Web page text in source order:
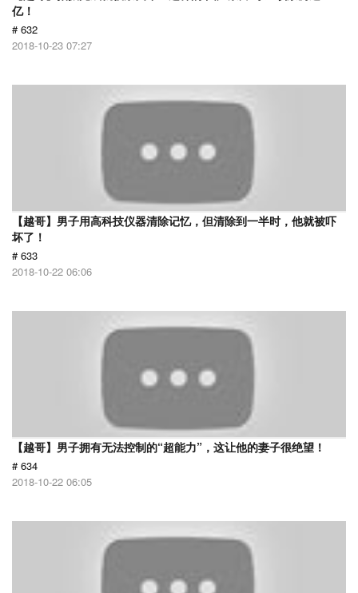
亿！
# 632
2018-10-23 07:27
【越哥】男子用高科技仪器清除记忆，但清除到一半时，他就被吓
坏了！
# 633
2018-10-22 06:06
【越哥】男子拥有无法控制的“超能力”，这让他的妻子很绝望！
# 634
2018-10-22 06:05